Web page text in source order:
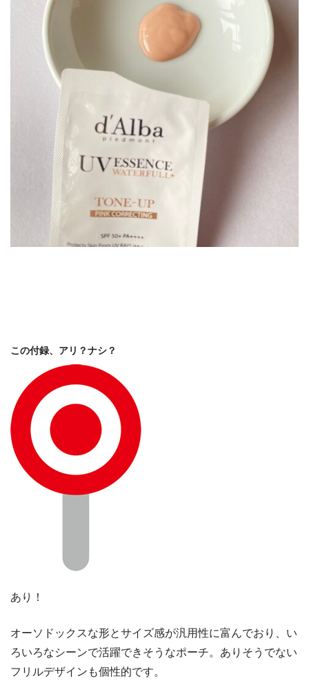
この付録、アリ？ナシ？
あり！
オーソドックスな形とサイズ感が汎用性に富んでおり、い
ろいろなシーンで活躍できそうなポーチ。ありそうでない
フリルデザインも個性的です。